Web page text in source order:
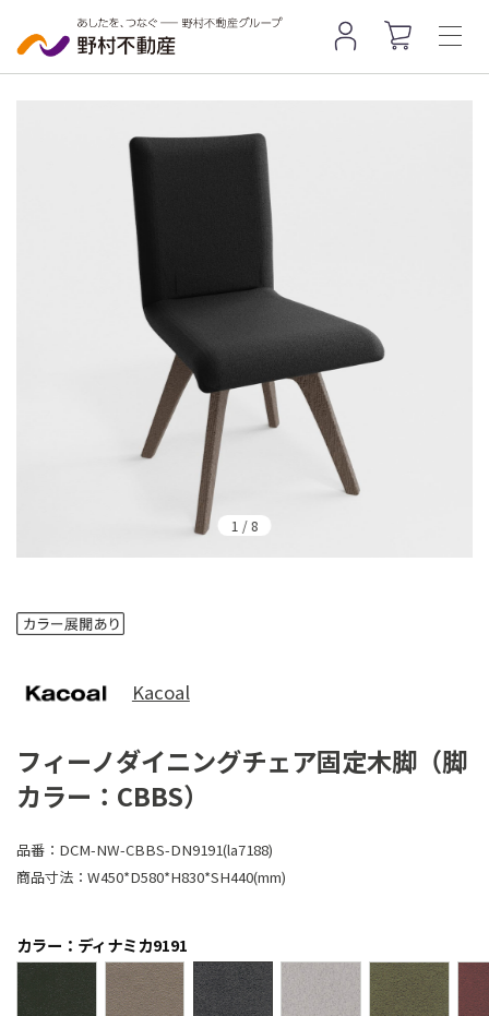
1 /8
Kacoal
フィーノダイニングチェア固定木脚（脚
カラー：CBBS）
品番： DCM-NW-CBBS-DN9191(la7188)
商品寸法： W450*D580*H830*SH440(mm)
カラー：ディナミカ9191